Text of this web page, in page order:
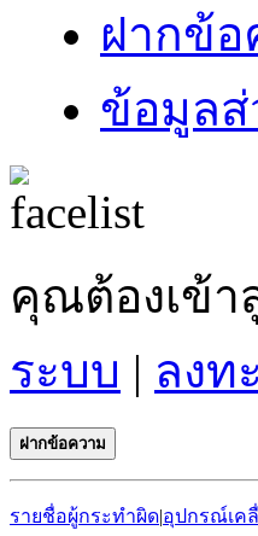
ฝากข้อ
ข้อมูลส่
คุณต้องเข้า
ระบบ | ลงท
ฝากข้อความ
รายชื่อผู้กระทำผิด|อุปกรณ์เค